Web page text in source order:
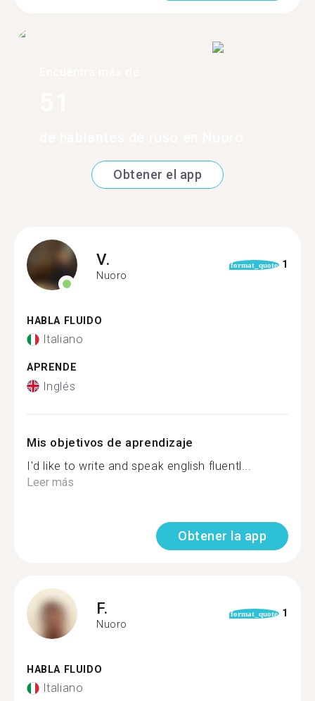
Obtener el app
V.
Nuoro
format_quote 1
HABLA FLUIDO
Italiano
APRENDE
Inglés
Mis objetivos de aprendizaje
I'd like to write and speak english fluentl...
Leer más
Obtener la app
F.
Nuoro
format_quote 1
HABLA FLUIDO
Italiano